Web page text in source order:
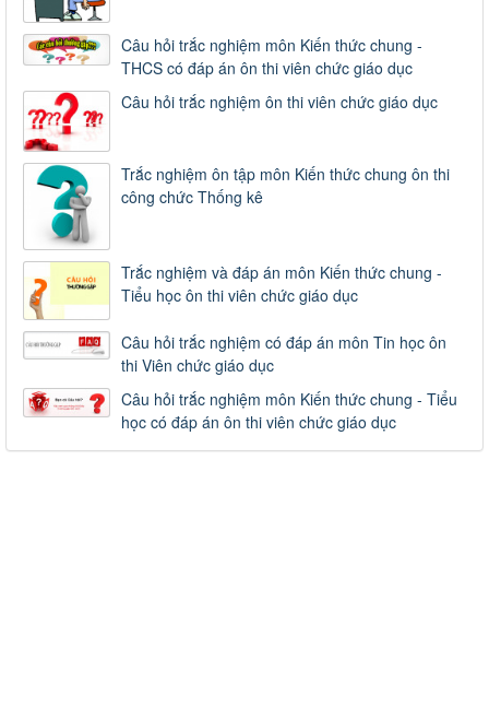
Câu hỏi trắc nghiệm môn Kiến thức chung -
THCS có đáp án ôn thi viên chức giáo dục
Câu hỏi trắc nghiệm ôn thi viên chức giáo dục
Trắc nghiệm ôn tập môn Kiến thức chung ôn thi
công chức Thống kê
Trắc nghiệm và đáp án môn Kiến thức chung -
Tiểu học ôn thi viên chức giáo dục
Câu hỏi trắc nghiệm có đáp án môn Tin học ôn
thi Viên chức giáo dục
Câu hỏi trắc nghiệm môn Kiến thức chung - Tiểu
học có đáp án ôn thi viên chức giáo dục